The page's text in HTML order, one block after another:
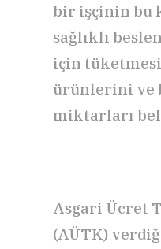
bir işçinin bu
sağlıklı
için tüketmesi
ürünlerini ve
miktarları
Asgari Ücret
(AÜTK)